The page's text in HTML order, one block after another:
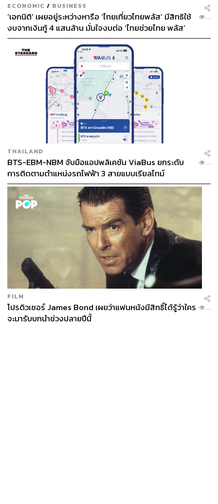
ECONOMIC / BUSINESS
‘เอกนิติ’ เผยอยู่ระหว่างหารือ ‘ไทยเที่ยวไทยพลัส’ มีสิทธิใช้
งบจากเงินกู้ 4 แสนล้าน มั่นใจงบต่อ ‘ไทยช่วยไทย พลัส’
เฟส 2 มีเพียงพอ
...
THAILAND
BTS-EBM-NBM จับมือแอปพลิเคชัน ViaBus ยกระดับ
การติดตามตำแหน่งรถไฟฟ้า 3 สายแบบเรียลไทม์
...
FILM
โปรดิวเซอร์ James Bond เผยว่าแฟนหนังมีสิทธิ์ได้รู้ว่าใคร
จะมารับบทนำช่วงปลายปีนี้
...